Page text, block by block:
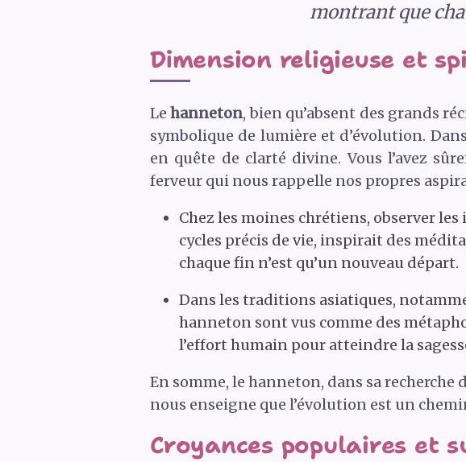
montrant que
Dimension religieuse et
Lehanneton, bien qu’absent des grands
symbolique de lumière et d’évolution.
en quête de clarté divine. Vous l’avez
ferveur qui nous rappelle nos propres
Chez les moines chrétiens, observer
cycles précis de vie, inspirait des
chaque fin n’est qu’un nouveau départ.
Dans les traditions asiatiques,
hanneton sont vus comme des
l’effort humain pour atteindre la
En somme, le hanneton, dans sa
nous enseigne que l’évolution est un
Croyances populaires et